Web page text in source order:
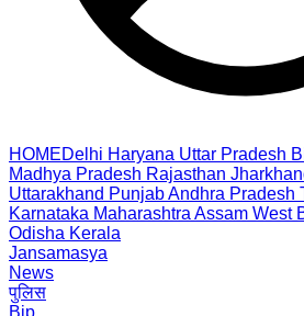
HOMEDelhi Haryana Uttar Pradesh
Madhya Pradesh Rajasthan
Uttarakhand PunjabAndhra Pradesh
Karnataka Maharashtra Assam West
Odisha Kerala
Jansamasya
News
पुलिस
Bjp